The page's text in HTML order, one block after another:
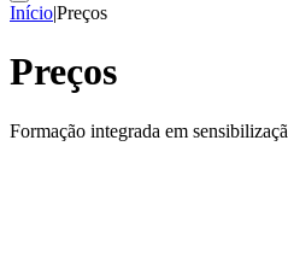
Início|Preços
Preços
Formação integrada em